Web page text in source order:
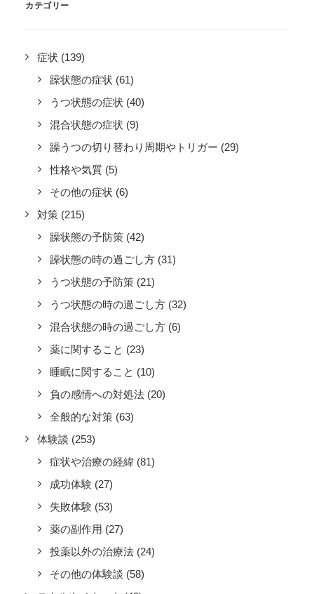
カテゴリー
症状 (139)
躁状態の症状 (61)
うつ状態の症状 (40)
混合状態の症状 (9)
躁うつの切り替わり周期やトリガー (29)
性格や気質 (5)
その他の症状 (6)
対策 (215)
躁状態の予防策 (42)
躁状態の時の過ごし方 (31)
うつ状態の予防策 (21)
うつ状態の時の過ごし方 (32)
混合状態の時の過ごし方 (6)
薬に関すること (23)
睡眠に関すること (10)
負の感情への対処法 (20)
全般的な対策 (63)
体験談 (253)
症状や治療の経緯 (81)
成功体験 (27)
失敗体験 (53)
薬の副作用 (27)
投薬以外の治療法 (24)
その他の体験談 (58)